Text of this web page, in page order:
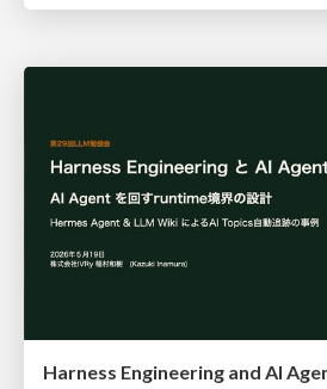
Harness Engineering and Al